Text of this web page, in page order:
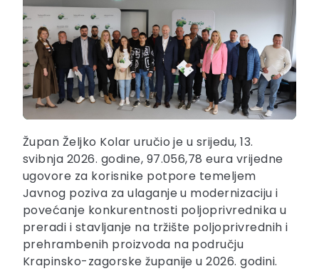
Župan Željko Kolar uručio je u srijedu, 13.
svibnja 2026. godine, 97.056,78 eura vrijedne
ugovore za korisnike potpore temeljem
Javnog poziva za ulaganje u modernizaciju i
povećanje konkurentnosti poljoprivrednika u
preradi i stavljanje na tržište poljoprivrednih i
prehrambenih proizvoda na području
Krapinsko-zagorske županije u 2026. godini.